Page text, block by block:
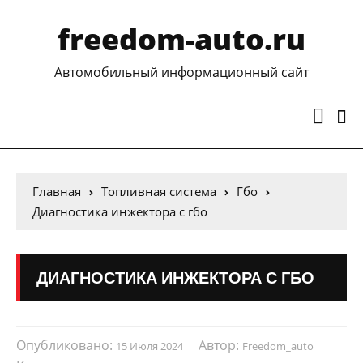
freedom-auto.ru
Автомобильный информационный сайт
Главная Топливная система
Гбо
Диагностика инжектора с гбо
ДИАГНОСТИКА ИНЖЕКТОРА С ГБО
Опубликовано: 15 Июля 2024 Автор: Freedom_auto